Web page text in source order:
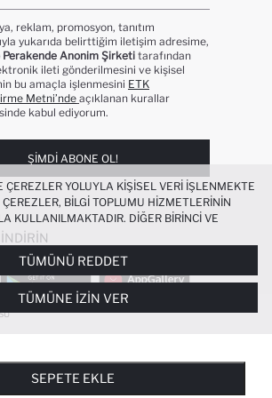
SEPETE EKLE
reklam, promosyon, tanıtım
yukarıda belirttiğim iletişim adresime,
Perakende Anonim Şirketi tarafından
ileti gönderilmesini ve kişisel
bu amaçla işlenmesini ETK
Metni’nde açıklanan kurallar
kabul ediyorum.
ŞIMDI ABONE OL!
KADIN BEYAZ TIŞÖRT
YOLUYLA KIŞISEL VERI IŞLENMEKTE
BILGI TOPLUMU HIZMETLERININ
KULLANILMAKTADIR. DIĞER BIRINCI VE
ISE SIZE DAHA IYI BIR ALIŞVERIŞ
SITEMIZIN DAHA IŞLEVSEL KILINMASI VE
AÇIK RIZA VERMENIZ HALINDE, SIZLERE
FAALIYETLERININ YAPILMASI AMAÇLARIYLA
ÇEREZLERE DAIR TERCIHLERINIZI
ARACILIĞIYLA HER ZAMAN YÖNETEBILIR,
DETAYLI BILGIYE
TÜMÜNÜ REDDET
TÜMÜNE İZIN VER